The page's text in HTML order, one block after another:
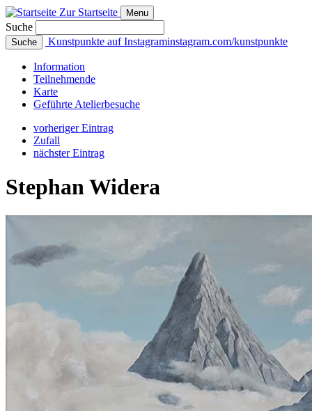
Zur Startseite Menu
Suche
Suche Kunstpunkte auf Instagraminstagram.com/kunstpunkte
Information
Teilnehmende
Karte
Geführte Atelierbesuche
vorheriger Eintrag
Zufall
nächster Eintrag
Stephan Widera